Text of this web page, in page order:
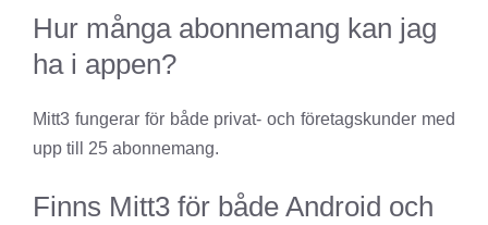
Hur många abonnemang kan jag
ha i appen?
Mitt3 fungerar för både privat- och företagskunder med
upp till 25 abonnemang.
Finns Mitt3 för både Android och